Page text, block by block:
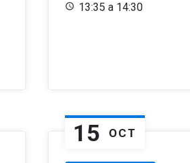
13:35 a 14:30
15 OCT